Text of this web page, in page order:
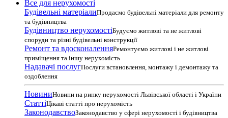
Все для нерухомості
Будівельні матеріалиПродаємо будівельні матеріали для ремонту
та будівництва
Будівництво нерухомостіБудуємо житлові та не житлові
споруди та різні будівельні конструкції
Ремонт та вдосконаленняРемонтуємо житлові і не житлові
приміщення та іншу нерухомість
Надавачі послугПослуги встановлення, монтажу і демонтажу та
оздоблення
НовиниНовини на ринку нерухомості Львівської області і України
СтаттіЦікаві статті про нерухомість
ЗаконодавствоЗаконодавство у сфері нерухомості і будівництва